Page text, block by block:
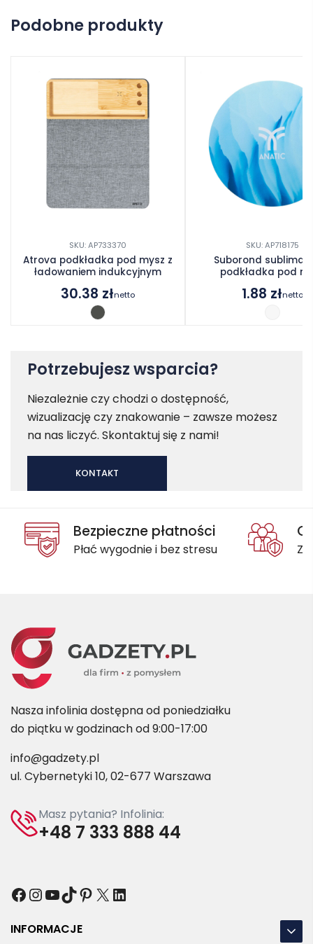
Podobne produkty
SKU: AP733370
Atrova podkładka pod mysz z
ładowaniem indukcyjnym
30.38 złnetto
SKU: AP718175
Suborond
podkładka pod
1.88 złnetto
Potrzebujesz wsparcia?
Niezależnie czy chodzi o dostępność,
wizualizację czy znakowanie – zawsze możesz
na nas liczyć. Skontaktuj się z nami!
KONTAKT
Bezpieczne płatności
Płać wygodnie i bez stresu
Nasza infolinia dostępna od poniedziałku
do piątku w godzinach od 9:00-17:00
info@gadzety.pl
ul. Cybernetyki 10, 02-677 Warszawa
Masz pytania? Infolinia:
+48 7 333 888 44
Facebook
Instagram
YouTube
TikTok
Pinterest
X LinkedIn
INFORMACJE